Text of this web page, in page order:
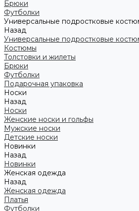
Брюки
Футболки
Универсальные подростковые
Назад
Универсальные подростковые
Костюмы
Толстовки и жилеты
Брюки
Футболки
Подарочная упаковка
Носки
Назад
Носки
Женские носки и гольфы
Мужские носки
Детские носки
Новинки
Назад
Новинки
Женская одежда
Назад
Женская одежда
Платья
Футболки